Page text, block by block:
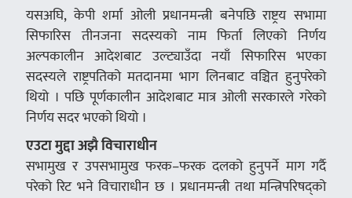
यसअघि, केपी शर्मा ओली प्रधानमन्त्री बनेपछि राष्ट्रय सभामा
सिफारिस तीनजना सदस्यको नाम फिर्ता लिएको निर्णय
अल्पकालीन आदेशबाट उल्ट्याउँदा नयाँ सिफारिस भएका
सदस्यले राष्ट्रपतिको मतदानमा भाग लिनबाट वञ्चित हुनुपरेको
थियो । पछि पूर्णकालीन आदेशबाट मात्र ओली सरकारले गरेको
निर्णय सदर भएको थियो ।
एउटा मुद्दा अझै विचाराधीन
सभामुख र उपसभामुख फरक–फरक दलको हुनुपर्ने माग गर्दै
परेको रिट भने विचाराधीन छ । प्रधानमन्त्री तथा मन्त्रिपरिषद्को